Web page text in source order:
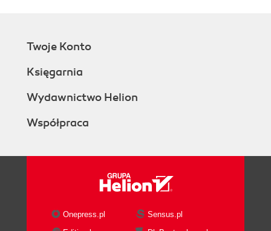
Twoje Konto
Księgarnia
Wydawnictwo Helion
Współpraca
Onepress.pl
Sensus.pl